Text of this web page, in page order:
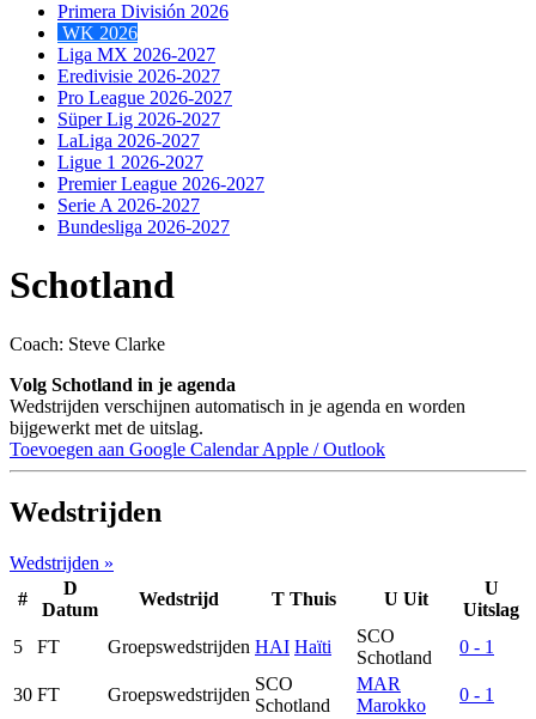
Primera División 2026
WK 2026
Liga MX 2026-2027
Eredivisie 2026-2027
Pro League 2026-2027
Süper Lig 2026-2027
LaLiga 2026-2027
Ligue 1 2026-2027
Premier League 2026-2027
Serie A 2026-2027
Bundesliga 2026-2027
Schotland
Coach: Steve Clarke
Volg Schotland in je agenda
Wedstrijden verschijnen automatisch in je agenda en worden
bijgewerkt met de uitslag.
Toevoegen aan Google CalendarApple / Outlook
Wedstrijden
Wedstrijden »
#
D
Datum
Wedstrijd T Thuis U Uit
U
Uitslag
5
FT Groepswedstrijden HAI Haïti
SCO
Schotland
0 - 1
30 FT Groepswedstrijden
SCO
Schotland
MAR
Marokko
0 - 1